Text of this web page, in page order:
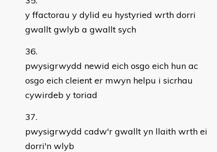
y ffactorau y dylid eu hystyried wrth dorri
gwallt gwlyb a gwallt sych
pwysigrwydd newid eich osgo eich hun ac
osgo eich cleient er mwyn helpu i sicrhau
cywirdeb y toriad
pwysigrwydd cadw'r gwallt yn llaith wrth ei
dorri'n wlyb